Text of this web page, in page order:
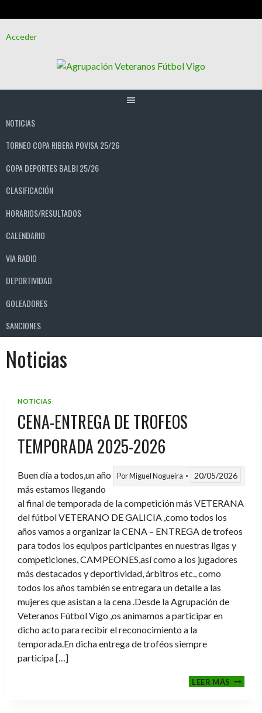
alAcceder
NOTICIAS
TORNEO COPA RIBERA POVISA 25/26
COPA DEPORTES BALBI 25/26
CLASIFICACIÓN
HORARIOS/RESULTADOS
CALENDARIO
VIA RADIO
DEPORTIVIDAD
GOLEADORES
SANCIONES
Noticias
NOTICIAS
CENA-ENTREGA DE TROFEOS
TEMPORADA 2025-2026
PorMiguel Nogueira 20/05/2026
Buen día a todos,un año
más estamos llegando
al final de temporada de la competición más VETERANA
del fútbol VETERANO DE GALICIA ,como todos los
años vamos a organizar la CENA – ENTREGA de trofeos
para todos los equipos participantes en nuestras ligas y
competiciones, CAMPEONES,así como a los jugadores
más destacados y deportividad, árbitros etc., como
todos los años también se entregara un detalle a las
mujeres que asistan a la cena .Desde la Agrupación de
Veteranos Fútbol Vigo ,os animamos a participar en
dicho acto para recibir el reconocimiento a la
temporada.En dicha entrega de troféos siempre
participa […]
LEER MÁSCENA-